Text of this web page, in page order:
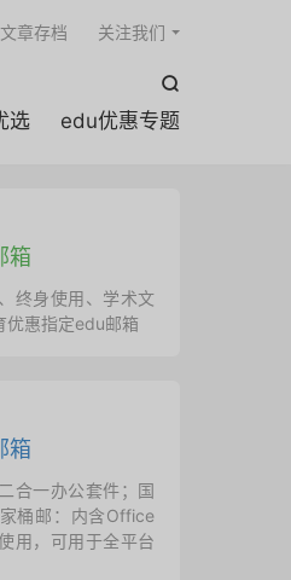

选 edu优惠专题
文章存档 关注我们
箱
终身使用、学术文
优惠指定edu邮箱
箱
合一办公套件；国
桶邮：内含Office
用，可用于全平台